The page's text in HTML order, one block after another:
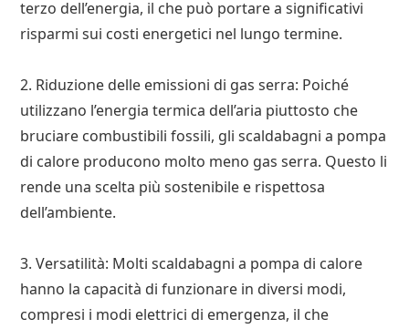
terzo dell’energia, il che può portare a significativi
risparmi sui costi energetici nel lungo termine.
2. Riduzione delle emissioni di gas serra: Poiché
utilizzano l’energia termica dell’aria piuttosto che
bruciare combustibili fossili, gli scaldabagni a pompa
di calore producono molto meno gas serra. Questo li
rende una scelta più sostenibile e rispettosa
dell’ambiente.
3. Versatilità: Molti scaldabagni a pompa di calore
hanno la capacità di funzionare in diversi modi,
compresi i modi elettrici di emergenza, il che